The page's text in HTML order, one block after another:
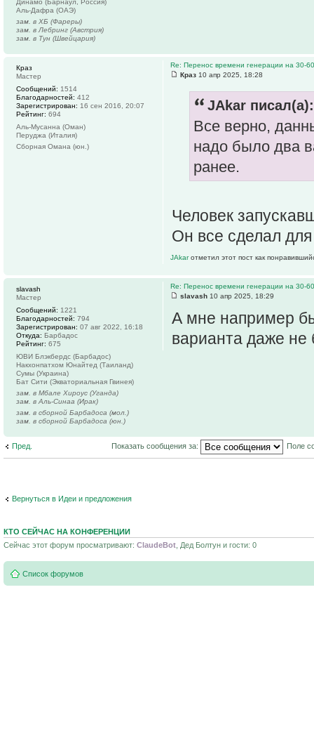
Динамо (Барнаул, Россия)
Аль-Дафра (ОАЭ)
зам. в ХБ (Фареры)
зам. в Лебринг (Австрия)
зам. в Тун (Швейцария)
Re: Перенос времени генерации на 30-
Краз 10 апр 2025, 18:28
JAkar писал(а):
Все верно,
надо было два
ранее.
Человек
Он все сделал
JAkarотметил этот пост как
Краз
Мастер
Сообщений: 1514
Благодарностей: 412
Зарегистрирован: 16 сен 2016, 20:07
Рейтинг: 694
Аль-Мусанна (Оман)
Перуджа (Италия)
Сборная Омана (юн.)
Re: Перенос времени генерации на 30-
slavash 10 апр 2025, 18:29
А мне например
варианта даже не
slavash
Мастер
Сообщений: 1221
Благодарностей: 794
Зарегистрирован: 07 авг 2022, 16:18
Откуда: Барбадос
Рейтинг: 675
ЮВИ Блэкбердс (Барбадос)
Накхонпатхом Юнайтед (Таиланд)
Сумы (Украина)
Бат Сити (Экваториальная Гвинея)
зам. в Мбале Хироус (Уганда)
зам. в Аль-Синаа (Ирак)
зам. в сборной Барбадоса (мол.)
зам. в сборной Барбадоса (юн.)
Пред. Показать сообщения за: Поле
Вернуться в Идеи и предложения
КТО СЕЙЧАС НА КОНФЕРЕНЦИИ
Сейчас этот форум просматривают: ClaudeBot , Дед Болтун и гости: 0
Список форумов